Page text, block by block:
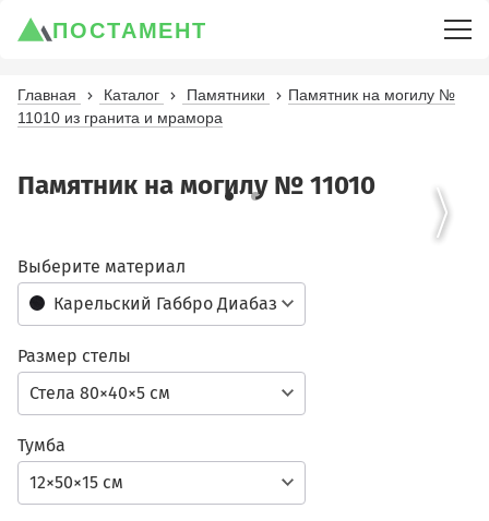
ПОСТАМЕНТ
Главная Каталог Памятники
Памятник на могилу №
11010 из гранита и мрамора
Памятник на могилу № 11010
Карельский Габбро Диабаз
Выберите материал
Стела 80×40×5 см
Размер стелы
12×50×15 см
Тумба